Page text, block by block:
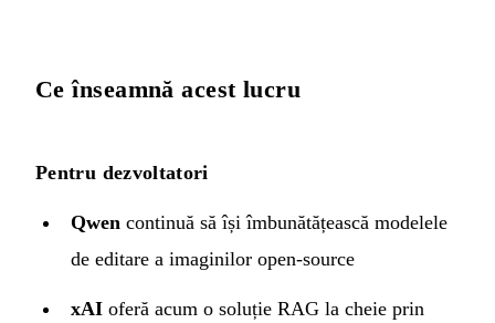
Ce înseamnă acest lucru
Pentru dezvoltatori
Qwen continuă să își îmbunătățească modelele
de editare a imaginilor open-source
xAI oferă acum o soluție RAG la cheie prin